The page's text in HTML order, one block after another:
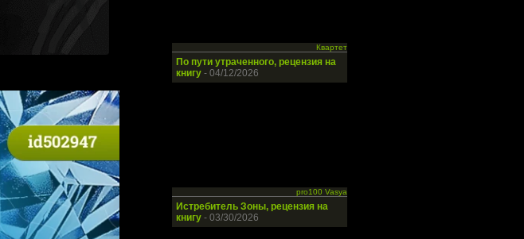
Квартет
По пути утраченного, рецензия на
книгу - 04/12/2026
pro100 Vasya
Истребитель Зоны, рецензия на
книгу - 03/30/2026